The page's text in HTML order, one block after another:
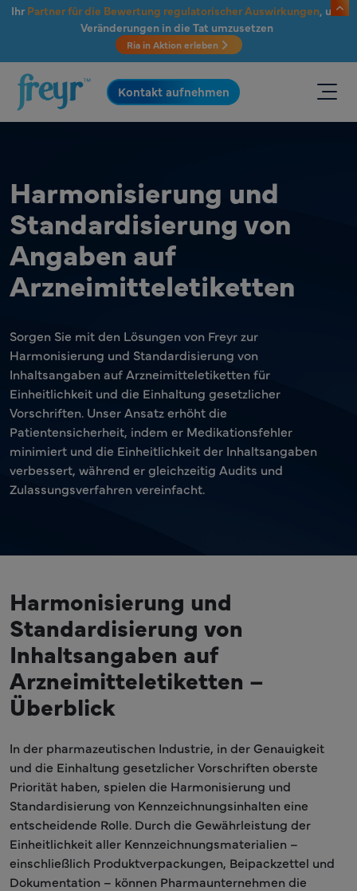
Zum Hauptinhalt springen
Ihr Partner für die Bewertung regulatorischer Auswirkungen, um
Veränderungen in die Tat umzusetzen
Ria in Aktion erleben
.
Kontakt aufnehmen
Harmonisierung und
Standardisierung von
Angaben auf
Arzneimitteletiketten
Sorgen Sie mit den Lösungen von Freyr zur
Harmonisierung und Standardisierung von
Inhaltsangaben auf Arzneimitteletiketten für
Einheitlichkeit und die Einhaltung gesetzlicher
Vorschriften. Unser Ansatz erhöht die
Patientensicherheit, indem er Medikationsfehler
minimiert und die Einheitlichkeit der Inhaltsangaben
verbessert, während er gleichzeitig Audits und
Zulassungsverfahren vereinfacht.
Harmonisierung und
Standardisierung von
Inhaltsangaben auf
Arzneimitteletiketten –
Überblick
In der pharmazeutischen Industrie, in der Genauigkeit
und die Einhaltung gesetzlicher Vorschriften oberste
Priorität haben, spielen die Harmonisierung und
Standardisierung von Kennzeichnungsinhalten eine
entscheidende Rolle. Durch die Gewährleistung der
Einheitlichkeit aller Kennzeichnungsmaterialien –
einschließlich Produktverpackungen, Beipackzettel und
Dokumentation – können Pharmaunternehmen die